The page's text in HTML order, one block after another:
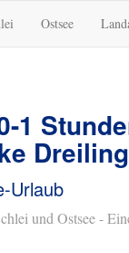
Ostsee
1
Urlaub
und Ostsee -